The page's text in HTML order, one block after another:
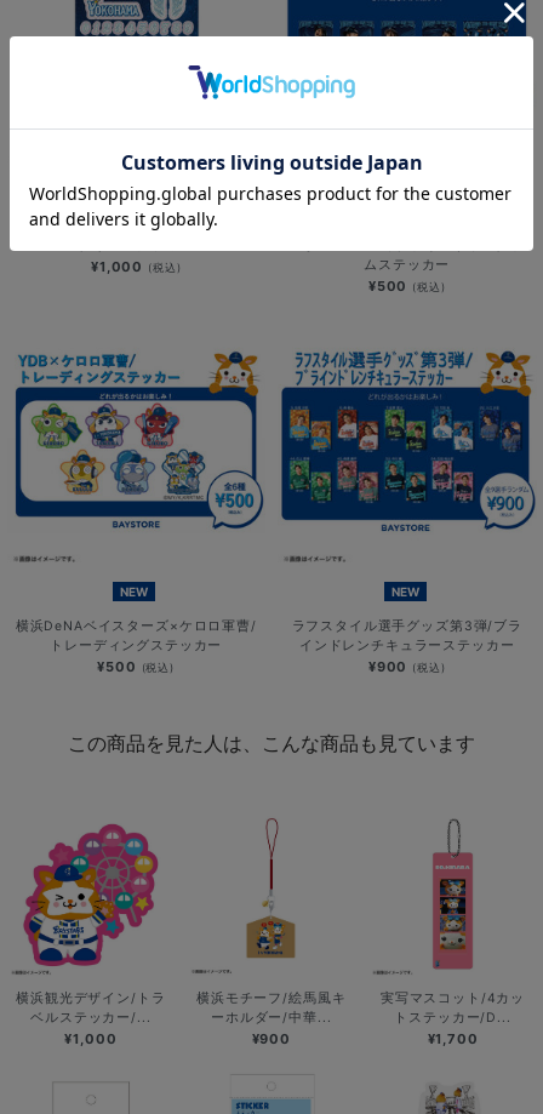
NEW
YOKOHAMA STAR☆NIGHT 2026/
¥1,000 (税込)
NEW
ムステッカー
¥500 (税込)
NEW
横浜DeNAベイスターズ×ケロロ軍曹/
トレーディングステッカー
¥500 (税込)
NEW
ラフスタイル選手グッズ第3弾/ブラ
インドレンチキュラーステッカー
¥900 (税込)
この商品を見た人は、こんな商品も見ています
横浜観光デザイン/トラ
ベルステッカー/...
¥1,000
横浜モチーフ/絵馬風キ
ーホルダー/中華...
¥900
実写マスコット/4カッ
トステッカー/D...
¥1,700